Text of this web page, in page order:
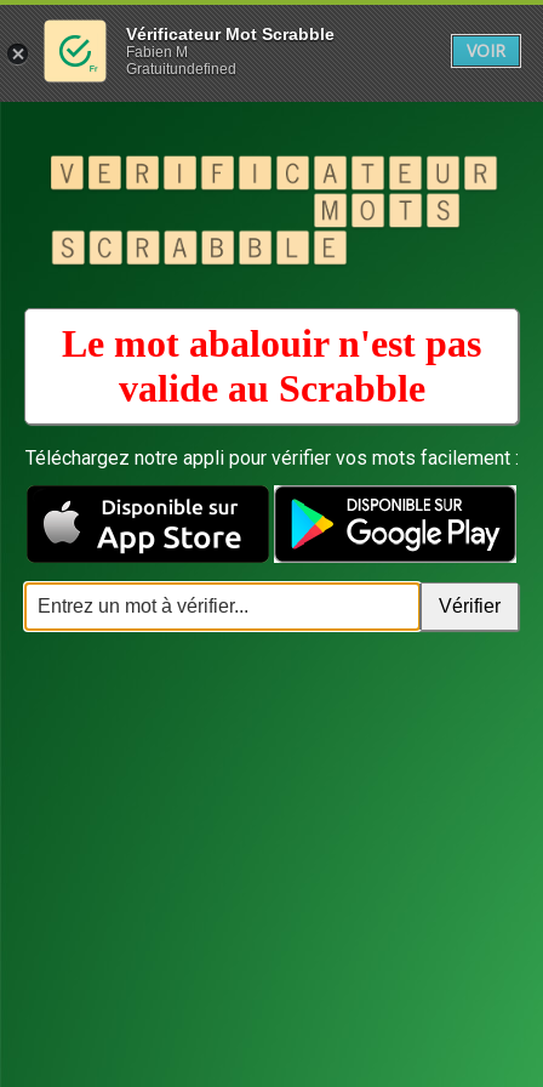
Le mot abalouir n'est pas
valide au Scrabble
Téléchargez notre appli pour vérifier vos mots facilement :
Vérificateur Mot Scrabble
Fabien M
Gratuitundefined
VOIR